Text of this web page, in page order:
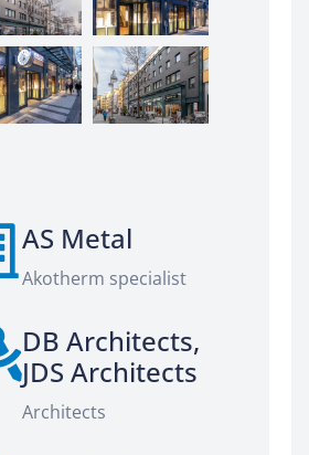
AS Metal
Akotherm specialist
DB Architects,
JDS Architects
Architects